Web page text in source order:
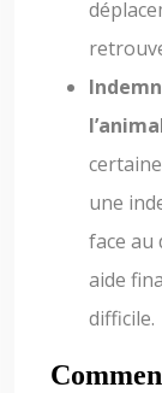
une
face au
aide
difficile.